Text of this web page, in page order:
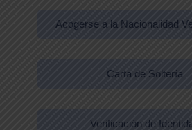
Acogerse a la Nacionalidad
Carta de Soltería
Verificación de